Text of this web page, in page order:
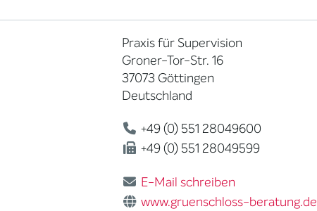
Praxis für Supervision
Groner-Tor-Str. 16
37073 Göttingen
Deutschland
+49 (0) 551 28049600
+49 (0) 551 28049599
E-Mail schreiben
www.gruenschloss-beratung.de